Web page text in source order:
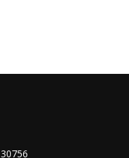
30756